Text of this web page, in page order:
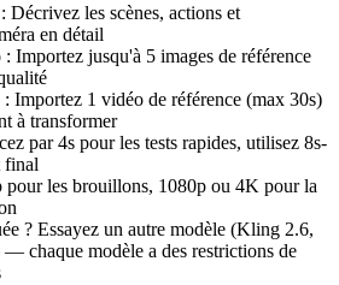
Décrivez les scènes, actions et
en détail
: Importez jusqu'à 5 images de référence
: Importez 1 vidéo de référence (max 30s)
à transformer
par 4s pour les tests rapides, utilisez 8s-
final
pour les brouillons, 1080p ou 4K pour la
? Essayez un autre modèle (Kling 2.6,
— chaque modèle a des restrictions de